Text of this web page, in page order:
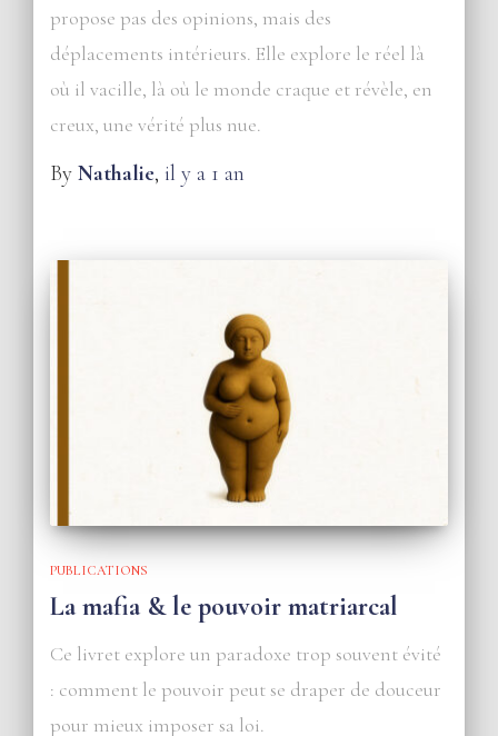
propose pas des opinions, mais des
déplacements intérieurs. Elle explore le réel là
où il vacille, là où le monde craque et révèle, en
creux, une vérité plus nue.
By Nathalie, il y a 1 an
PUBLICATIONS
La mafia & le pouvoir matriarcal
Ce livret explore un paradoxe trop souvent évité
: comment le pouvoir peut se draper de douceur
pour mieux imposer sa loi.